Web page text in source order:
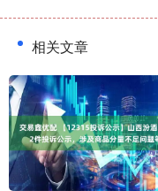
相关文章